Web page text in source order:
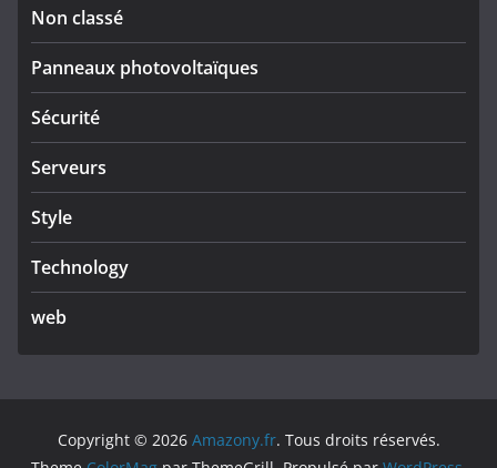
Non classé
Panneaux photovoltaïques
Sécurité
Serveurs
Style
Technology
web
Copyright © 2026 Amazony.fr. Tous droits réservés.